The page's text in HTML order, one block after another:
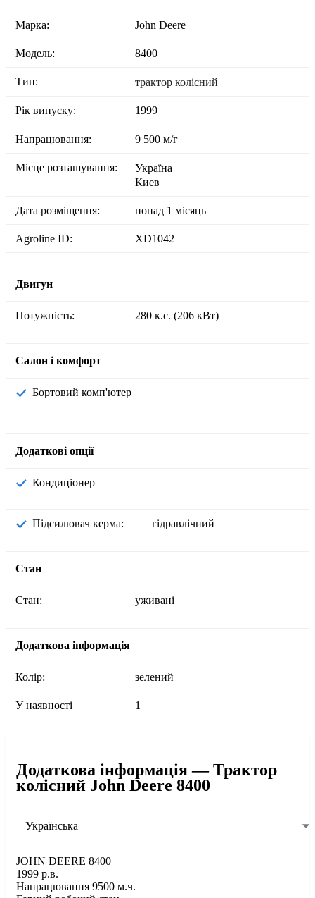
Марка: John Deere
Модель: 8400
Тип: трактор колісний
Рік випуску: 1999
Напрацювання: 9 500 м/г
Місце розташування:
Україна
Киев
Дата розміщення: понад 1 місяць
Agroline ID: XD1042
Двигун
Потужність: 280 к.с. (206 кВт)
Салон і комфорт
Бортовий комп'ютер
Додаткові опції
Кондиціонер
Підсилювач керма: гідравлічний
Стан
Стан: уживані
Додаткова інформація
Колір: зелений
У наявності 1
Додаткова інформація — Трактор
колісний John Deere 8400
Українська
JOHN DEERE 8400
1999 р.в.
Напрацювання 9500 м.ч.